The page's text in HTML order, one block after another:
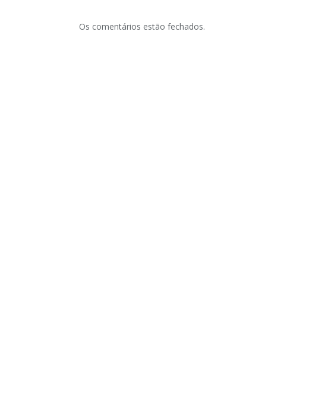
Os comentários estão fechados.